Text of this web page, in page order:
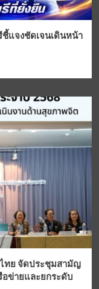
แจงชัดเจนเดินหน้า
ทย จัดประชุมสามัญ
อข่ายและยกระดับ